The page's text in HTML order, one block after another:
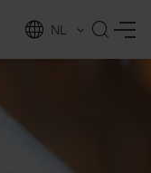
EN
NL